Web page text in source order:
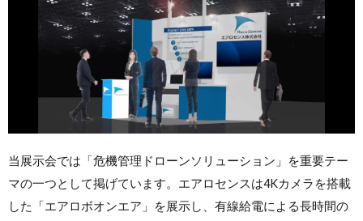
当展示会では「危機管理ドローンソリューション」を重要テー
マの一つとして掲げています。エアロセンスは4Kカメラを搭載
した「エアロボオンエア」を展示し、有線給電による長時間の